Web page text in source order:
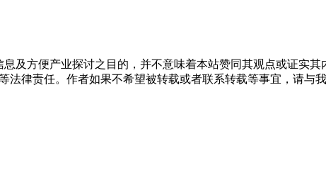
及方便产业探讨之目的，并不意味着本站赞同其观点或证实其
律责任。作者如果不希望被转载或者联系转载等事宜，请与我